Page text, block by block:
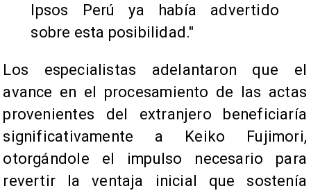
Ipsos Perú ya había advertido
sobre esta posibilidad."
Los especialistas adelantaron que el
avance en el procesamiento de las actas
provenientes del extranjero beneficiaría
significativamente a Keiko Fujimori,
otorgándole el impulso necesario para
revertir la ventaja inicial que sostenía